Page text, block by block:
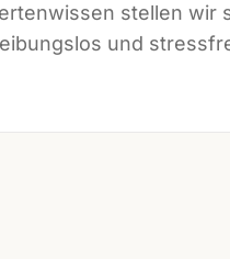
stellen wir
und